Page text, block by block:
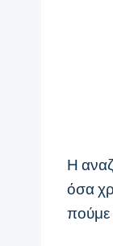
Η
όσα
πούμε